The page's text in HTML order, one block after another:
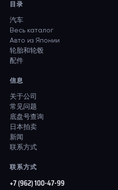
目录
汽车
Весь каталог
Авто из Японии
轮胎和轮毂
配件
信息
关于公司
常见问题
底盘号查询
日本拍卖
新闻
联系方式
联系方式
+7 (962) 100-47-99